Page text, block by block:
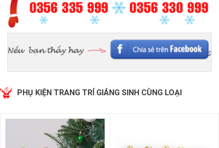
PHỤ KIỆN TRANG TRÍ GIÁNG SINH CÙNG LOẠI